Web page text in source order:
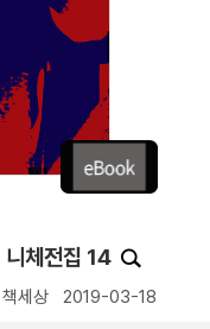
체전집 14
책세상 2019-03-18